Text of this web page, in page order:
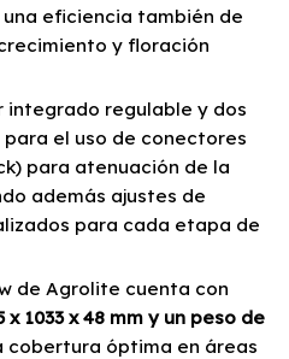
eficiencia también de
y floración
integrado regulable y dos
el uso de conectores
para atenuación de la
además ajustes de
para cada etapa de
de Agrolite cuenta con
x 1033 x 48 mm y un peso de
cobertura óptima en áreas